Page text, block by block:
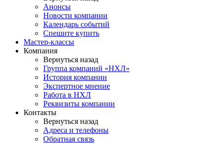
Анонсы
Новости компании
Календарь событий
Спешите купить
Мастер-классы
Компания
Вернуться назад
Группа компаний «НХЛ»
История компании
Экспертное мнение
Работа в НХЛ
Реквизиты компании
Контакты
Вернуться назад
Адреса и телефоны
Обратная связь